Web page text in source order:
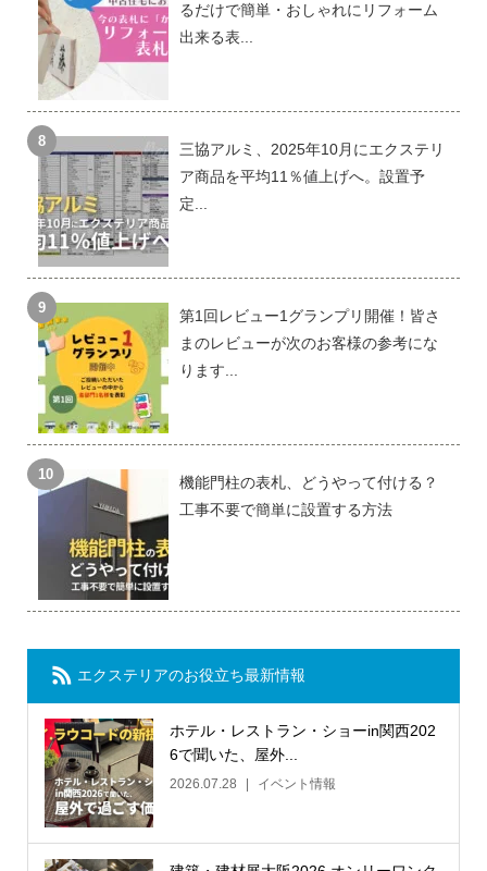
るだけで簡単・おしゃれにリフォーム
出来る表...
三協アルミ、2025年10月にエクステリ
ア商品を平均11％値上げへ。設置予
定...
第1回レビュー1グランプリ開催！皆さ
まのレビューが次のお客様の参考にな
ります...
機能門柱の表札、どうやって付ける？
工事不要で簡単に設置する方法
エクステリアのお役立ち最新情報
ホテル・レストラン・ショーin関西202
6で聞いた、屋外...
2026.07.28 イベント情報